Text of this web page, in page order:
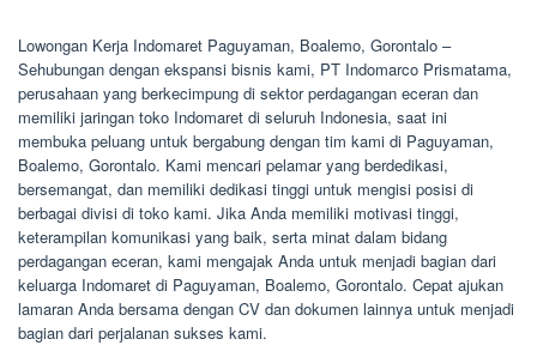
Lowongan Kerja Indomaret Paguyaman, Boalemo, Gorontalo –
Sehubungan dengan ekspansi bisnis kami, PT Indomarco Prismatama,
perusahaan yang berkecimpung di sektor perdagangan eceran dan
memiliki jaringan toko Indomaret di seluruh Indonesia, saat ini
membuka peluang untuk bergabung dengan tim kami di Paguyaman,
Boalemo, Gorontalo. Kami mencari pelamar yang berdedikasi,
bersemangat, dan memiliki dedikasi tinggi untuk mengisi posisi di
berbagai divisi di toko kami. Jika Anda memiliki motivasi tinggi,
keterampilan komunikasi yang baik, serta minat dalam bidang
perdagangan eceran, kami mengajak Anda untuk menjadi bagian dari
keluarga Indomaret di Paguyaman, Boalemo, Gorontalo. Cepat ajukan
lamaran Anda bersama dengan CV dan dokumen lainnya untuk menjadi
bagian dari perjalanan sukses kami.